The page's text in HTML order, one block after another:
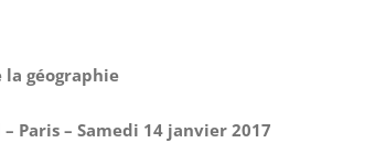
la géographie
Paris – Samedi 14 janvier 2017